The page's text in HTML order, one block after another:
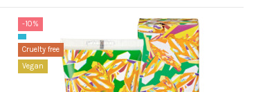
-10%
Cruelty free
Vegan